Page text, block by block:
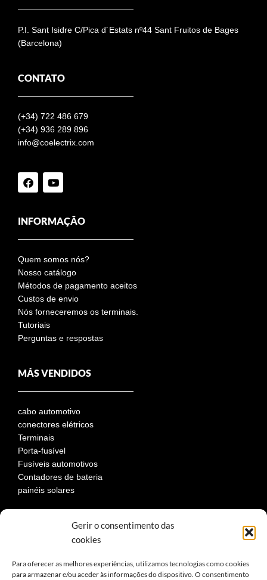
Gerir o consentimento das
cookies
Para oferecer as melhores experiências, utilizamos tecnologias como cookies
para armazenar e/ou aceder às informações do dispositivo. O consentimento
P.I. Sant Isidre C/Pica d´Estats nº44 Sant Fruitos de Bages
(Barcelona)
CONTATO
(+34) 722 486 679
(+34) 936 289 896
info@coelectrix.com
INFORMAÇÃO
Quem somos nós?
Nosso catálogo
Métodos de pagamento aceitos
Custos de envio
Nós forneceremos os terminais.
Tutoriais
Perguntas e respostas
MÁS VENDIDOS
cabo automotivo
conectores elétricos
Terminais
Porta-fusível
Fusíveis automotivos
Contadores de bateria
painéis solares
Aviso Legal